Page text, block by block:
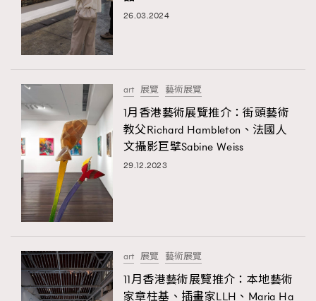
AFrenchMind
DressLikeAParisienne
EmpowerF
FashionWeek FigaroAesthetic
26.03.2024
art 展覽 藝術展覽
1月香港藝術展覽推介：街頭藝術
教父Richard Hambleton、法國人
文攝影巨擘Sabine Weiss
29.12.2023
art 展覽 藝術展覽
11月香港藝術展覽推介：本地藝術
家章柱基、插畫家LLH、Maria Ha